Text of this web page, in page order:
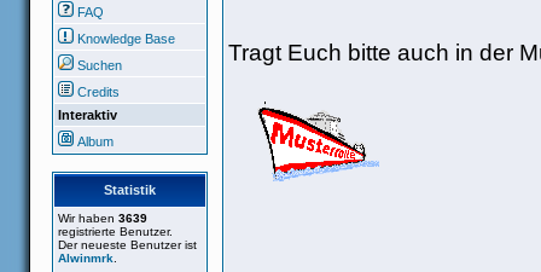
FAQ
Knowledge Base
Suchen
Credits
Interaktiv
Album
Statistik
Wir haben 3639
registrierte Benutzer.
Der neueste Benutzer ist
Alwinmrk
Tragt Euch bitte auch in der